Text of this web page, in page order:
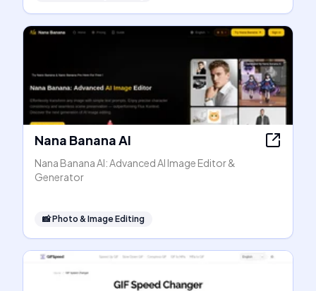
Nana Banana AI
Nana Banana AI: Advanced AI Image Editor &
Generator
📸Photo & Image Editing